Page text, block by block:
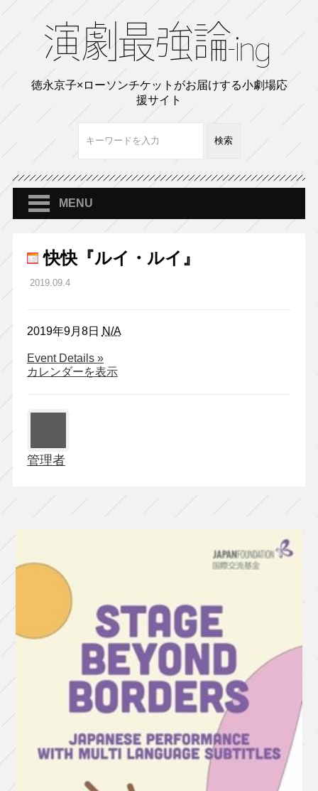
徳永京子×ローソンチケットがお届けする小劇場応
援サイト
MENU
快快『ルイ・ルイ』
2019.09.4
2019年9月8日 N/A
Event Details about
快
»
カレンダーを表示
管理者